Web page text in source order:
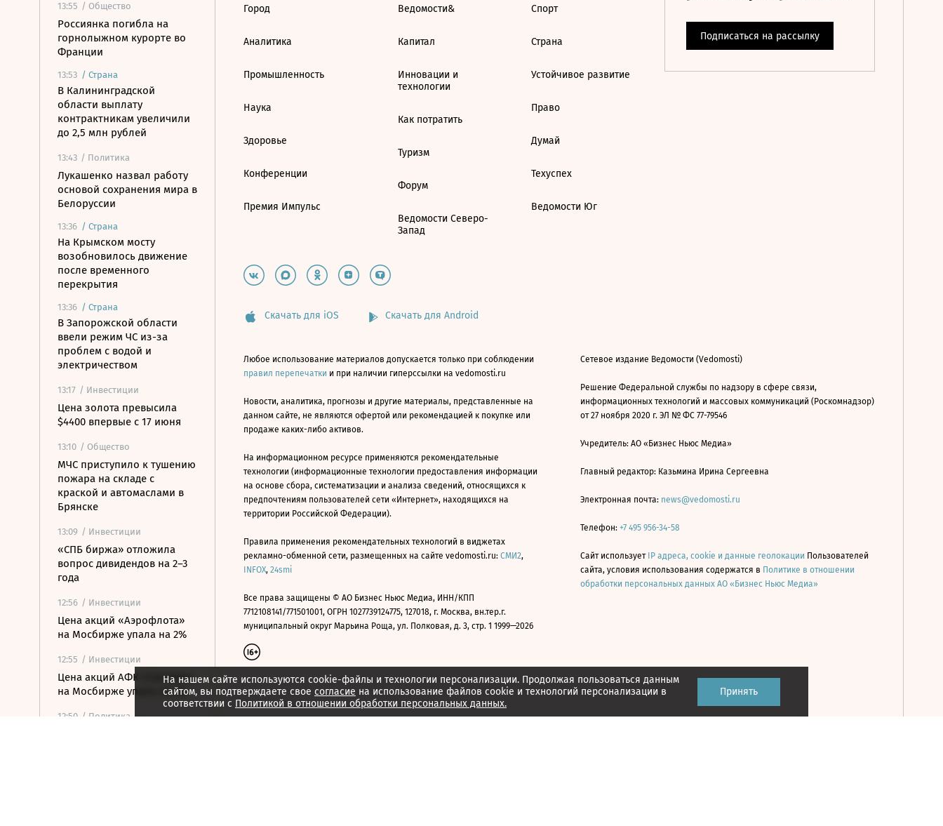
13:55 / Общество
Россиянка погибла на
горнолыжном курорте во
Франции
13:53 / Страна
В Калининградской
области выплату
контрактникам увеличили
до 2,5 млн рублей
13:43 / Политика
Лукашенко назвал работу
основой сохранения мира в
Белоруссии
13:36 / Страна
На Крымском мосту
возобновилось движение
после временного
перекрытия
13:36 / Страна
В Запорожской области
ввели режим ЧС из-за
проблем с водой и
электричеством
13:17 / Инвестиции
Цена золота превысила
$4400 впервые с 17 июня
13:10 / Общество
МЧС приступило к тушению
пожара на складе с
краской и автомаслами в
Брянске
13:09 / Инвестиции
«СПБ биржа» отложила
вопрос дивидендов на 2–3
года
12:56 / Инвестиции
Цена акций «Аэрофлота»
на Мосбирже упала на 2%
12:55 / Инвестиции
Цена акций АФК «Система»
на Мосбирже упала на 2%
12:50 / Политика
На нашем сайте используются cookie-файлы и технологии персонализации. Продолжая пользоваться данным
сайтом, вы подтверждаете свое согласие на использование файлов cookie и технологий персонализации в
соответствии с Политикой в отношении обработки персональных данных.
Принять
Город
Аналитика
Промышленность
Наука
Здоровье
Конференции
Премия Импульс
Ведомости&
Капитал
Инновации и
технологии
Как потратить
Туризм
Форум
Ведомости Северо-
Запад
Спорт
Страна
Устойчивое развитие
Право
Думай
Техуспех
Ведомости Юг
Скачать для iOS Скачать для Android
Любое использование материалов допускается только при соблюдении
правил перепечатки и при наличии гиперссылки на vedomosti.ru
Новости, аналитика, прогнозы и другие материалы, представленные на
данном сайте, не являются офертой или рекомендацией к покупке или
продаже каких-либо активов.
На информационном ресурсе применяются рекомендательные
технологии (информационные технологии предоставления информации
на основе сбора, систематизации и анализа сведений, относящихся к
предпочтениям пользователей сети «Интернет», находящихся на
территории Российской Федерации).
Правила применения рекомендательных технологий в виджетах
рекламно-обменной сети, размещенных на сайте vedomosti.ru: СМИ2,
INFOX, 24smi
Все права защищены © АО Бизнес Ньюс Медиа, ИНН/КПП
7712108141/771501001, ОГРН 1027739124775, 127018, г. Москва, вн.тер.г.
муниципальный округ Марьина Роща, ул. Полковая, д. 3, стр. 1 1999—2026
Сетевое издание Ведомости (Vedomosti)
Решение Федеральной службы по надзору в сфере связи,
информационных технологий и массовых коммуникаций (Роскомнадзор)
от 27 ноября 2020 г. ЭЛ № ФС 77-79546
Учредитель: АО «Бизнес Ньюс Медиа»
Главный редактор: Казьмина Ирина Сергеевна
Электронная почта: news@vedomosti.ru
Телефон: +7 495 956-34-58
Сайт использует IP адреса, cookie и данные геолокации Пользователей
сайта, условия использования содержатся в Политике в отношении
обработки персональных данных АО «Бизнес Ньюс Медиа»